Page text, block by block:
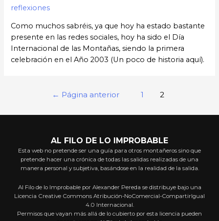
reflexiones
Como muchos sabréis, ya que hoy ha estado bastante
presente en las redes sociales, hoy ha sido el Día
Internacional de las Montañas, siendo la primera
celebración en el Año 2003 (Un poco de historia aquí).
Paginación
entradas
← Página anterior 1 2
AL FILO DE LO IMPROBABLE
Esta web no pretende ser una guía para otros montañeros sino que
pretende hacer una crónica de todas las salidas realizadas de una
manera personal y subjetiva, basándose en la realidad de la salida.
Al Filo de lo Improbable por Alexander Pereda se distribuye bajo una
Licencia Creative Commons Atribución-NoComercial-CompartirIgual
4.0 Internacional.
Permisos que vayan más allá de lo cubierto por esta licencia pueden